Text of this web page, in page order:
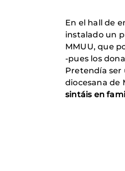
En el hall de
instalado un
MMUU, que
-pues los
Pretendía ser
diocesana de
sintáis en